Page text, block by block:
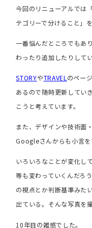
今回のリニューアルでは
テゴリーで分けること」
一番悩んだところでもあ
わったり追加したりして
STORYやTRAVEL のペー
あるので随時更新してい
こうと考えています。
また、デザインや技術面
Googleさんからも小言を
いろいろなことが変化し
等も変わっていくんだろ
の視点とか判断基準みた
出ている。そんな写真を
10年目の雑感でした。